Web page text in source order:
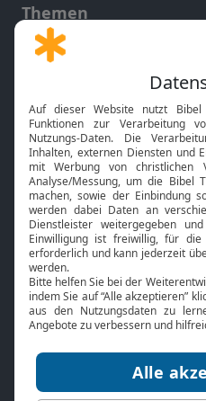
Themen
Gott und Bibel erklärt
Neuigkeiten
Bibel TV
Über uns
Jobs
Mediadaten